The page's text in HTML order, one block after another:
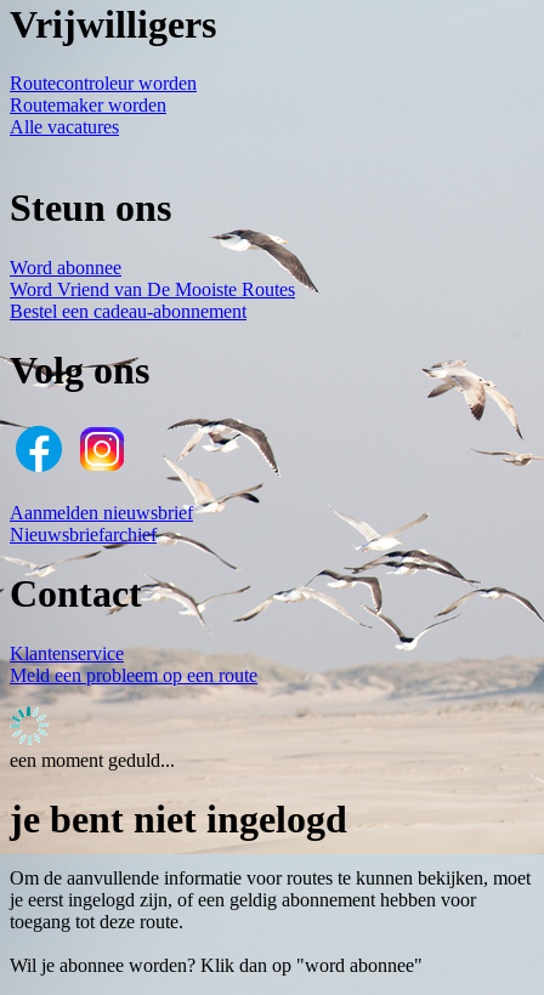
Vrijwilligers
Routecontroleur worden
Routemaker worden
Alle vacatures
Steun ons
Word abonnee
Word Vriend van De Mooiste Routes
Bestel een cadeau-abonnement
Volg ons
Aanmelden nieuwsbrief
Nieuwsbriefarchief
Contact
Klantenservice
Meld een probleem op een route
een moment geduld...
je bent niet ingelogd
Om de aanvullende informatie voor routes te kunnen bekijken, moet
je eerst ingelogd zijn, of een geldig abonnement hebben voor
toegang tot deze route.
Wil je abonnee worden? Klik dan op "word abonnee"